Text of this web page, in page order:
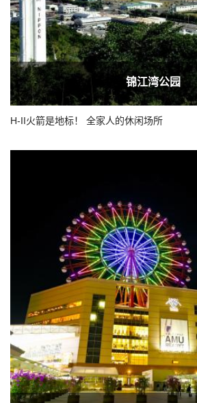
锦江湾公园
H-II火箭是地标！ 全家人的休闲场所